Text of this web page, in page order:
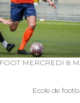
MERCREDI 8
Ecole de